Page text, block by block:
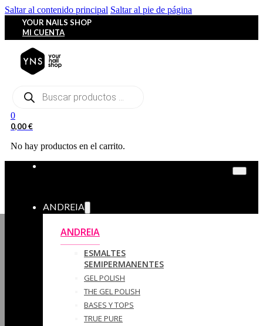
Saltar al contenido principal Saltar al pie de página
YOUR NAILS SHOP
MI CUENTA
Búsqueda
0
0,00€
No hay productos en el carrito.
ANDREIA
ANDREIA
ESMALTES
SEMIPERMANENTES
GEL POLISH
THE GEL POLISH
BASES Y‎ TOPS
TRUE PURE